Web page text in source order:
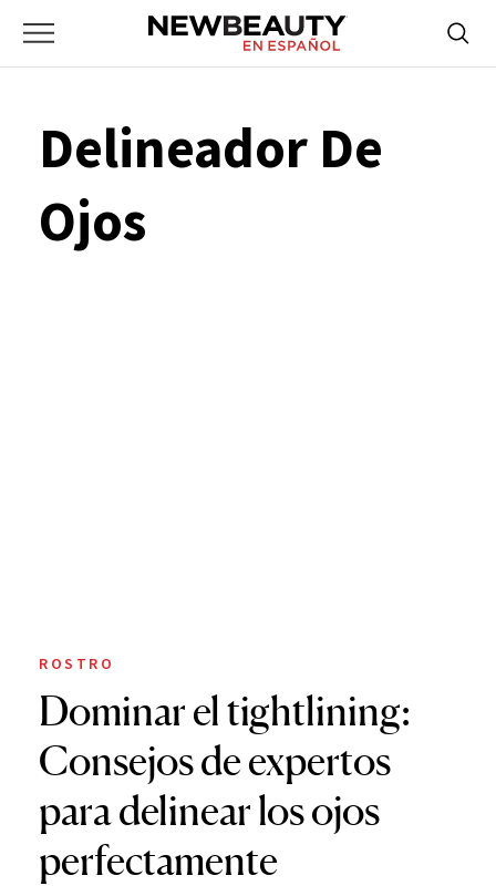
Primary
NewBeauty
for:
Delineador De
Ojos
ROSTRO
Dominar el tightlining:
Consejos de expertos
para delinear los ojos
perfectamente